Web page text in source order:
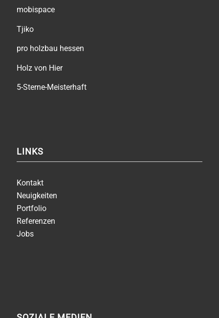
mobispace
Tjiko
pro holzbau hessen
Holz von Hier
5-Sterne-Meisterhaft
LINKS
Kontakt
Neuigkeiten
Portfolio
Referenzen
Jobs